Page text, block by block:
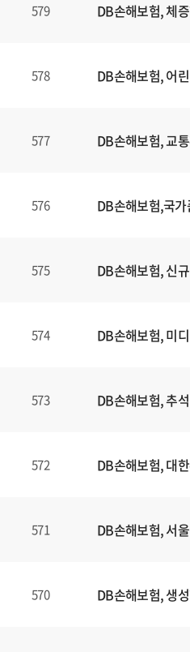
579 DB손해보험, 체
578 DB손해보험, 어
577 DB손해보험, 교
576 DB손해보험,국
575 DB손해보험, 신
574 DB손해보험, 미
573 DB손해보험, 추
572 DB손해보험, 대
571 DB손해보험, 서
570 DB손해보험, 생